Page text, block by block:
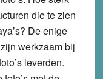
die te zien
De enige
werkzaam bij
leverden.